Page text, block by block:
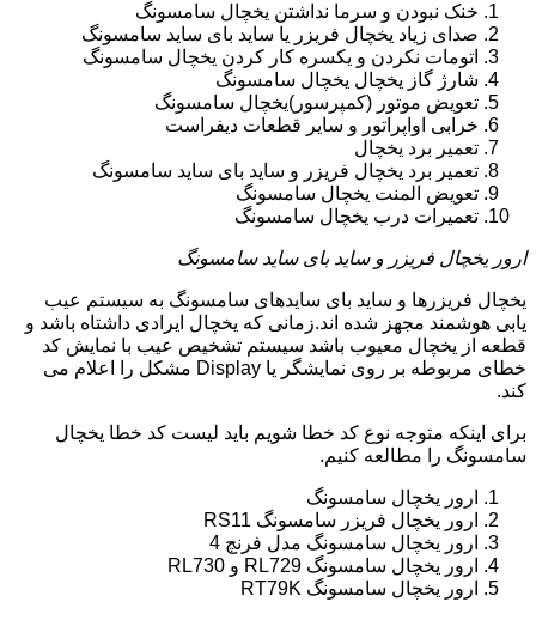
خنک نبودن و سرما نداشتن یخچال سامسونگ
صدای زیاد یخچال فریزر یا ساید بای ساید سامسونگ
اتومات نکردن و یکسره کار کردن یخچال سامسونگ
شارژ گاز یخچال یخچال سامسونگ
تعویض موتور (کمپرسور)یخچال سامسونگ
خرابی اواپراتور و سایر قطعات دیفراست
تعمیر برد یخچال
تعمیر برد یخچال فریزر و ساید بای ساید سامسونگ
تعویض المنت یخچال سامسونگ
تعمیرات درب یخچال سامسونگ
ارور یخچال فریزر و ساید بای ساید سامسونگ
یخچال فریزرها و ساید بای سایدهای سامسونگ به سیستم عیب
یابی هوشمند مجهز شده اند.زمانی که یخچال ایرادی داشتاه باشد و
قطعه از یخچال معیوب باشد سیستم تشخیص عیب با نمایش کد
خطای مربوطه بر روی نمایشگر یا Display مشکل را اعلام می
کند.
برای اینکه متوجه نوع کد خطا شویم باید لیست کد خطا یخچال
سامسونگ را مطالعه کنیم.
ارور یخچال سامسونگ
ارور یخچال فریزر سامسونگ RS11
ارور یخچال سامسونگ مدل فرنچ 4
ارور یخچال سامسونگ RL729 و RL730
ارور یخچال سامسونگ RT79K